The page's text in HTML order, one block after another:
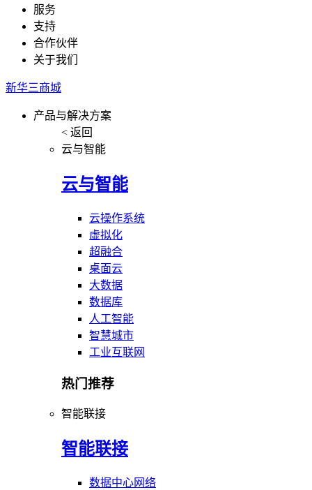
服务
支持
合作伙伴
关于我们
新华三商城
产品与解决方案
< 返回
云与智能
云与智能
云操作系统
虚拟化
超融合
桌面云
大数据
数据库
人工智能
智慧城市
工业互联网
热门推荐
智能联接
智能联接
数据中心网络